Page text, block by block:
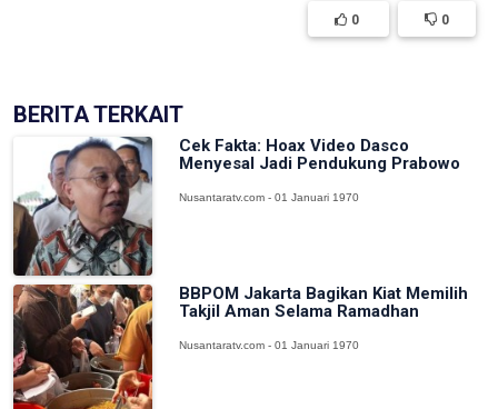
0 0
BERITA TERKAIT
Cek Fakta: Hoax Video Dasco
Menyesal Jadi Pendukung Prabowo
Nusantaratv.com - 01 Januari 1970
BBPOM Jakarta Bagikan Kiat Memilih
Takjil Aman Selama Ramadhan
Nusantaratv.com - 01 Januari 1970